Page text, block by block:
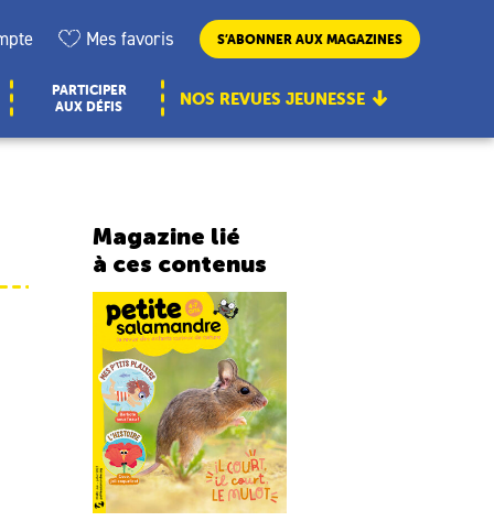
Mes favoris S’ABONNER AUX MAGAZINES
PARTICIPER
AUX DÉFIS
NOS REVUES JEUNESSE
Magazine lié
à ces contenus